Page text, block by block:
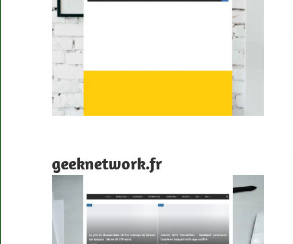
geeknetwork.fr